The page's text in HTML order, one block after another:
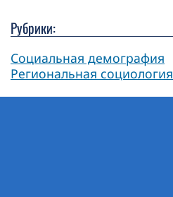
Рубрики:
Социальная демография
Региональная социология